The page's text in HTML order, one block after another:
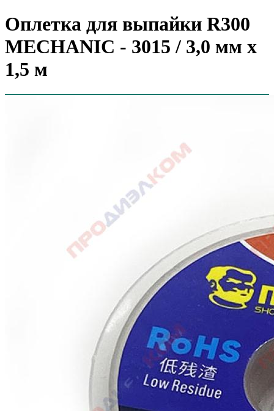
Оплетка для выпайки R300
MECHANIС - 3015 / 3,0 мм х
1,5 м